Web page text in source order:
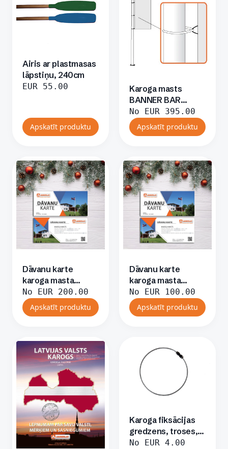
Airis ar plastmasas
lāpstiņu, 240cm
EUR 55.00
Apskatīt produktu
Karoga masts
BANNER BAR
sistēma
No EUR
395.00
Apskatīt produktu
Dāvanu karte
karoga masta
iegādei 200,00Eur
apmērā
No EUR
200.00
Apskatīt produktu
Dāvanu karte
karoga masta
diegādei 100,00Eur
apmērā
No EUR
100.00
Apskatīt produktu
Karoga fiksācijas
gredzens, troses,
ar fiksatoru
No EUR 4.00